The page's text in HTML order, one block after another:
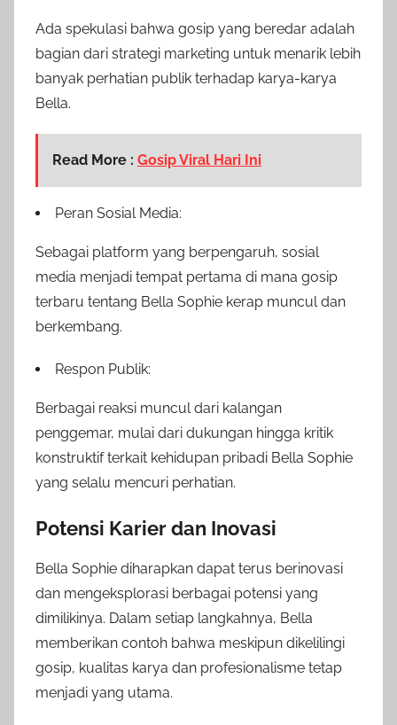
Ada spekulasi bahwa gosip yang beredar adalah
bagian dari strategi marketing untuk menarik lebih
banyak perhatian publik terhadap karya-karya
Bella.
Read More : Gosip Viral Hari Ini
Peran Sosial Media:
Sebagai platform yang berpengaruh, sosial
media menjadi tempat pertama di mana gosip
terbaru tentang Bella Sophie kerap muncul dan
berkembang.
Respon Publik:
Berbagai reaksi muncul dari kalangan
penggemar, mulai dari dukungan hingga kritik
konstruktif terkait kehidupan pribadi Bella Sophie
yang selalu mencuri perhatian.
Potensi Karier dan Inovasi
Bella Sophie diharapkan dapat terus berinovasi
dan mengeksplorasi berbagai potensi yang
dimilikinya. Dalam setiap langkahnya, Bella
memberikan contoh bahwa meskipun dikelilingi
gosip, kualitas karya dan profesionalisme tetap
menjadi yang utama.